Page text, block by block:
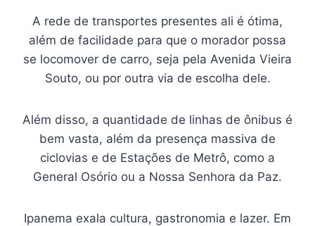
A rede de transportes presentes ali é ótima,
além de facilidade para que o morador possa
se locomover de carro, seja pela Avenida Vieira
Souto, ou por outra via de escolha dele.
Além disso, a quantidade de linhas de ônibus é
bem vasta, além da presença massiva de
ciclovias e de Estações de Metrô, como a
General Osório ou a Nossa Senhora da Paz.
Ipanema exala cultura, gastronomia e lazer. Em